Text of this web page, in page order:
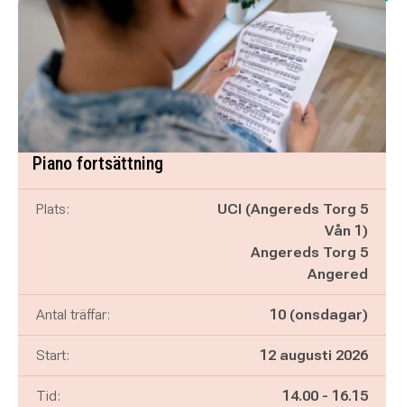
Piano fortsättning
Plats:
UCI (Angereds Torg 5
Vån 1)
Angereds Torg 5
Angered
Antal träffar: 10 (onsdagar)
Start: 12 augusti 2026
Tid: Pågår mellan
14.00 - och
16.15